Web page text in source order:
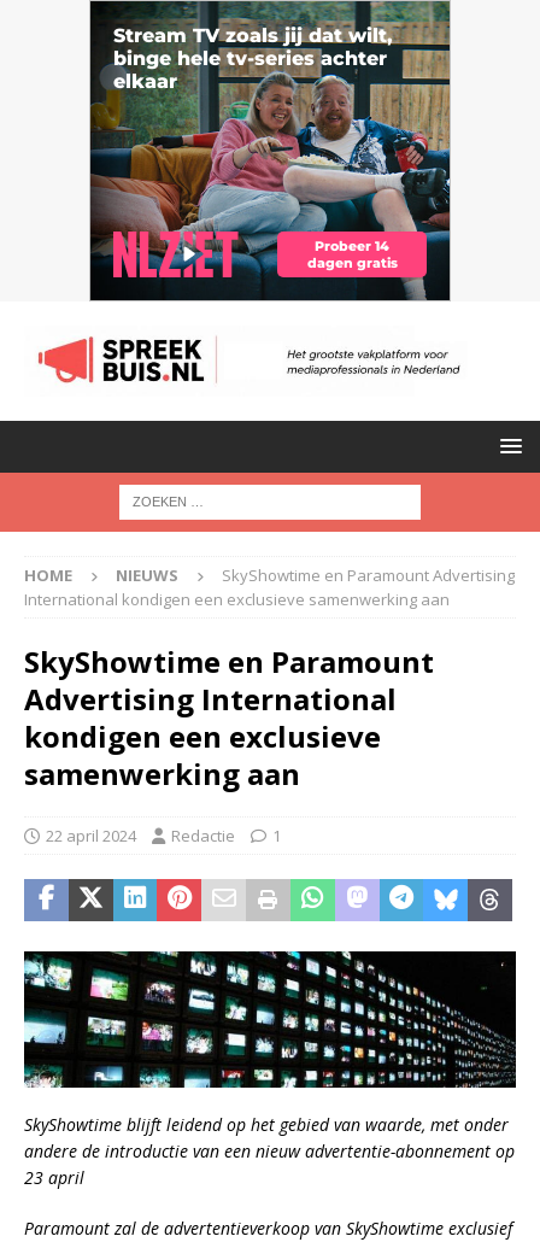
HOME NIEUWS
SkyShowtime en Paramount Advertising
International kondigen een exclusieve samenwerking aan
SkyShowtime en Paramount
Advertising International
kondigen een exclusieve
samenwerking aan
22 april 2024 Redactie 1
SkyShowtime blijft leidend op het gebied van waarde, met onder
andere de introductie van een nieuw advertentie-abonnement op
23 april
Paramount zal de advertentieverkoop van SkyShowtime exclusief